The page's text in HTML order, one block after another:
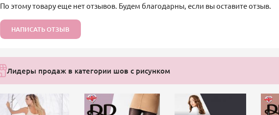
По этому товару еще нет отзывов. Будем благодарны, если вы оставите отзыв.
НАПИСАТЬ ОТЗЫВ
Лидеры продаж в категории шов с рисунком